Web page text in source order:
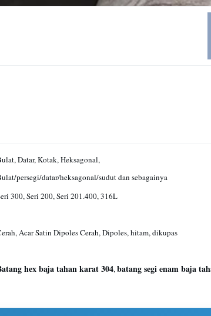
Datar, Kotak, Heksagonal,
persegi/datar/heksagonal/sudut dan sebagainya
300, Seri 200, Seri 201.400, 316L
Acar Satin Dipoles Cerah, Dipoles, hitam, dikupas
hex baja tahan karat 304,batang segi enam baja